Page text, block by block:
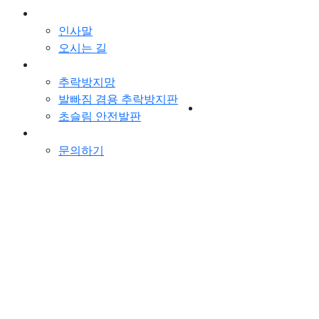
인사말
오시는 길
추락방지망
발빠짐 겸용 추락방지판
초슬림 안전발판
문의하기